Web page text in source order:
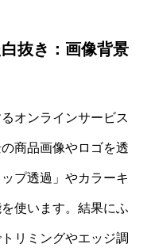
抜き：画像背景
オンラインサービス
商品画像やロゴを透
プ透過」やカラーキ
使います。結果にふ
リミングやエッジ調